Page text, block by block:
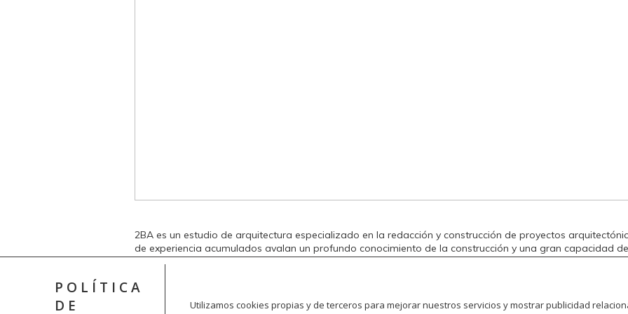
POLÍTICA
DE
Utilizamos cookies propias y de terceros para mejorar nuestros servicios y mostrar publicidad
2BA es un estudio de arquitectura especializado en la redacción y construcción de proyectos
de experiencia acumulados avalan un profundo conocimiento de la construcción y una gran capacidad
operan en una obra.
Cada proyecto es único y responde a un detallado estudio de las necesidades del cliente y de las
urbano ofrecen. Con rigor y profesionalidad, 2BA trabaja para ofrecer a nuestros clientes un proyecto de